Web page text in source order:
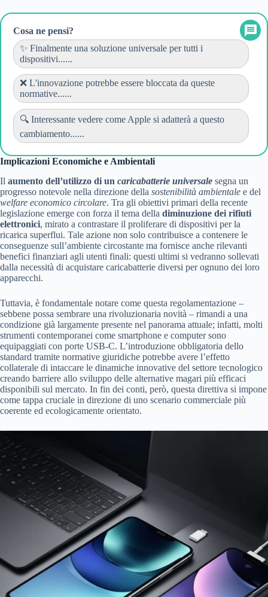
Cosa ne pensi?
✨ Finalmente una soluzione universale per tutti i
dispositivi......
❌ L'innovazione potrebbe essere bloccata da queste
normative......
🔍 Interessante vedere come Apple si adatterà a questo
cambiamento......
Implicazioni Economiche e Ambientali
Il aumento dell’utilizzo di un caricabatterie universale segna un
progresso notevole nella direzione della sostenibilità ambientale e del
welfare economico circolare. Tra gli obiettivi primari della recente
legislazione emerge con forza il tema della diminuzione dei rifiuti
elettronici, mirato a contrastare il proliferare di dispositivi per la
ricarica superflui. Tale azione non solo contribuisce a contenere le
conseguenze sull’ambiente circostante ma fornisce anche rilevanti
benefici finanziari agli utenti finali: questi ultimi si vedranno sollevati
dalla necessità di acquistare caricabatterie diversi per ognuno dei loro
apparecchi.
Tuttavia, è fondamentale notare come questa regolamentazione –
sebbene possa sembrare una rivoluzionaria novità – rimandi a una
condizione già largamente presente nel panorama attuale; infatti, molti
strumenti contemporanei come smartphone e computer sono
equipaggiati con porte USB-C. L’introduzione obbligatoria dello
standard tramite normative giuridiche potrebbe avere l’effetto
collaterale di intaccare le dinamiche innovative del settore tecnologico
creando barriere allo sviluppo delle alternative magari più efficaci
disponibili sul mercato. In fin dei conti, però, questa direttiva si impone
come tappa cruciale in direzione di uno scenario commerciale più
coerente ed ecologicamente orientato.